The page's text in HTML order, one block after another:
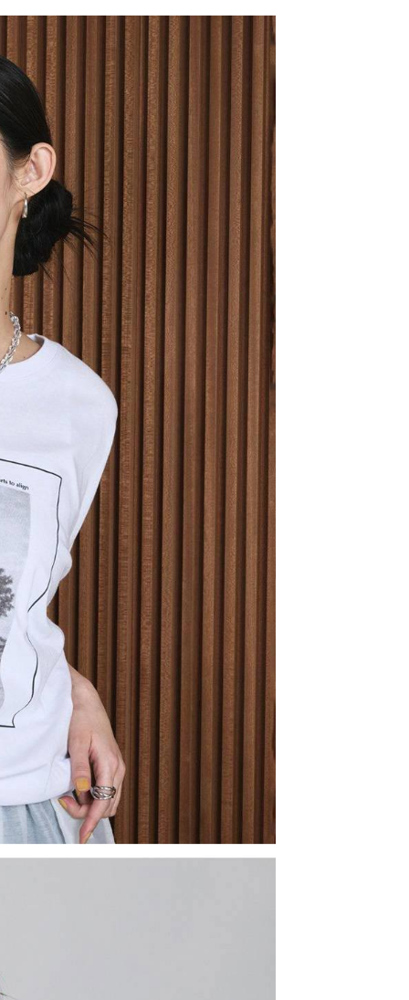
「台灣大哥大股份有限公司」（以下簡稱本公司）所提供，讓
，得透過本服務購買商品或服務，並由商店將買賣／分期付
權讓與本公司後，依約使用本公司帳單繳交帳款。
款使用「大哥付你分期」之契約關係目的，商店將以您的個人
名、電話或地址）提供予台灣大哥大進項蒐集、處理及利
與您本人進行分期帳單所需資料之確認、核對及更正。
務條款，請詳閱以下連結：
https://oppay.tw/userRule
帳手續完成當下不需立刻繳費，但若您需要取消訂單，請聯
店家。未經商家同意取消之訂單仍視為有效，需透過AFTEE
相關費用。
功請以「AFTEE先享後付 」之結帳頁面顯示為準，若有關於
／繳費後需取消欲退款等相關疑問，請聯繫「AFTEE先享後
心」
https://netprotections.freshdesk.com/support/home
沛科技股份有限公司提供之「AFTEE先享後付」服務完成之
服務之必要範圍內提供個人資料，並將交易相關給付款項請
恩沛科技股份有限公司。
資料處理事宜，請瀏覽以下網址：
https://aftee.tw/terms/#terms3
使用者請事先徵得法定代理人或監護人之同意方可使用
後付」，若未經同意申辦者引起之損失，本公司不負相關責
先享後付」時，將依據個別帳號之用戶狀況，依本公司
不同之上限額度；若仍有額度不足之情形，本公司將視審查
進行身份認證。
註冊多個帳號或使用他人資訊註冊。若發現惡意使用之情
股份有限公司將有權停止該用戶之使用額度並採取法律行
滿NT$1,500(含以上)免運費
取貨
滿NT$1,500(含以上)免運費
滿NT$1,500(含以上)免運費